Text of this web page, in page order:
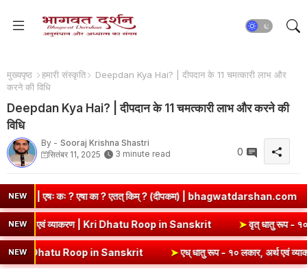
मुख्यपृष्ठ हमारी संस्कृति
Deepdan Kya Hai? | दीपदान के 11 चमत्कारी लाभ और
करने की विधि
Deepdan Kya Hai? | दीपदान के 11 चमत्कारी लाभ और करने की
विधि
By - Sooraj Krishna Shastri
सितंबर 11, 2025
3 minute read 0
NEWका ? एतत् किम् ? (दीपकम) | bhagwatdarshan.com ➤Class 6
NEW - १० लकार, अर्थ एवं व्याकरण | Kri Dhatu Roop in Sanskrit ➤
NEWRoop in Sanskrit ➤एध् धातु रूप - १० लकार, अर्थ एवं व्याकरण |